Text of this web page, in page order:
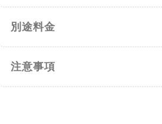
別途料金
注意事項